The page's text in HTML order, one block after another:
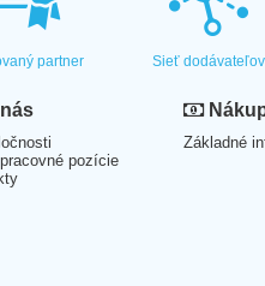
partner Sieť dodávateľov
pozície
Základné